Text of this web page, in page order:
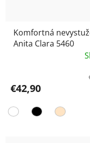
Komfortná
Anita Clara 5460
€42,90